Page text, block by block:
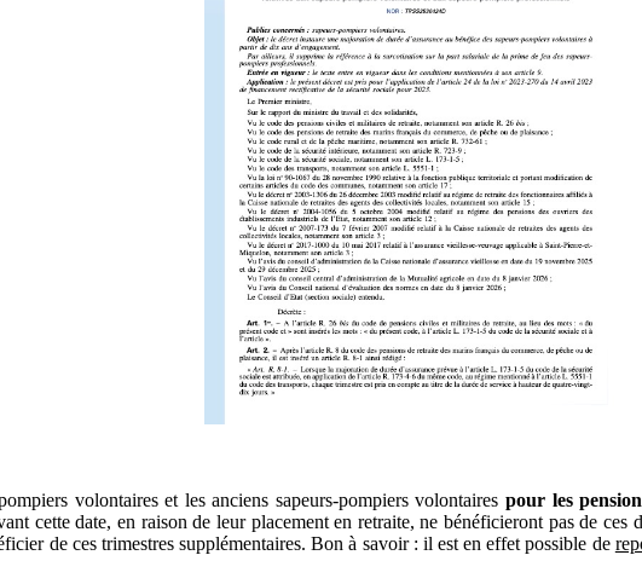
volontaires et les anciens sapeurs-pompiers volontaires pour les
cette date, en raison de leur placement en retraite, ne bénéficieront pas de
de ces trimestres supplémentaires. Bon à savoir : il est en effet possible de